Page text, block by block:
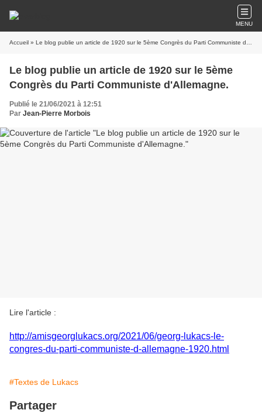
MENU
Accueil » Le blog publie un article de 1920 sur le 5ème Congrès du Parti Communiste d'Allemagne.
Le blog publie un article de 1920 sur le 5ème
Congrès du Parti Communiste d'Allemagne.
Publié le 21/06/2021 à 12:51
Par Jean-Pierre Morbois
Lire l'article :
http://amisgeorglukacs.org/2021/06/georg-lukacs-le-
congres-du-parti-communiste-d-allemagne-1920.html
#Textes de Lukacs
Partager